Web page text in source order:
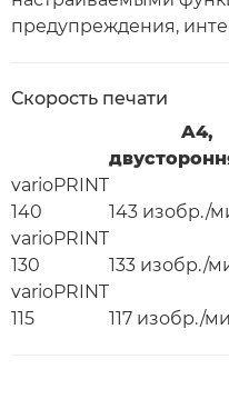
предупреждения,
Скорость печати
A4,
varioPRINT
140
143 изобр./
varioPRINT
130
133 изобр./
varioPRINT
115
117 изобр./